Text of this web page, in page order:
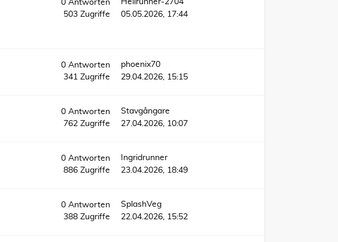
0Antworten
503Zugriffe
Hellrunner-2704
05.05.2026, 17:44
0Antworten
341Zugriffe
phoenix70
29.04.2026, 15:15
0Antworten
762Zugriffe
Stavgångare
27.04.2026, 10:07
0Antworten
886Zugriffe
Ingridrunner
23.04.2026, 18:49
0Antworten
388Zugriffe
SplashVeg
22.04.2026, 15:52